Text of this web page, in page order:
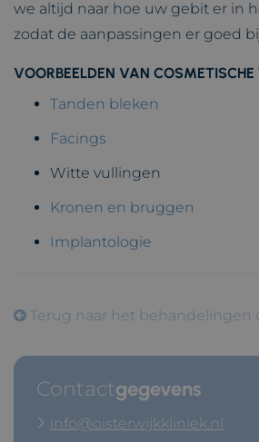
we altijd naar hoe uw gebit er in
zodat de aanpassingen er goed
VOORBEELDEN VAN COSMETISCHE
Tanden bleken
Facings
Witte vullingen
Kronen en bruggen
Implantologie
Terug naar het behandelingen
Contactgegevens
info@oisterwijkkliniek.nl